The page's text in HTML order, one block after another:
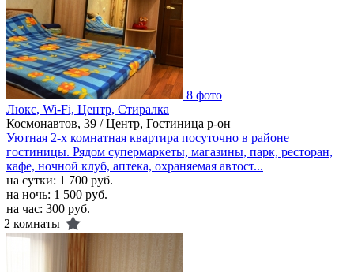
8 фото
Люкс, Wi-Fi, Центр, Стиралка
Космонавтов, 39 / Центр, Гостиница р-он
Уютная 2-х комнатная квартира посуточно в районе
гостиницы. Рядом супермаркеты, магазины, парк, ресторан,
кафе, ночной клуб, аптека, охраняемая автост...
на сутки: 1 700 руб.
на ночь: 1 500 руб.
на час: 300 руб.
2 комнаты